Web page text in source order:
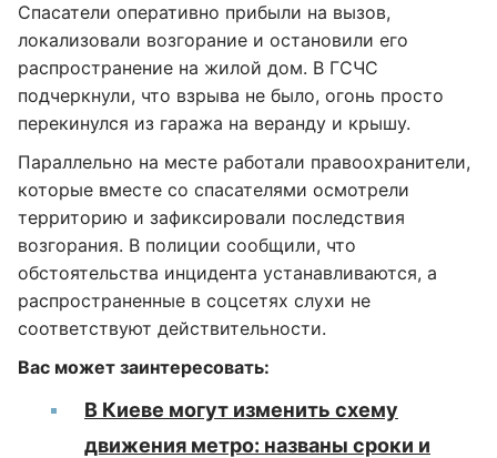
Спасатели оперативно прибыли на вызов,
локализовали возгорание и остановили его
распространение на жилой дом. В ГСЧС
подчеркнули, что взрыва не было, огонь просто
перекинулся из гаража на веранду и крышу.
Параллельно на месте работали правоохранители,
которые вместе со спасателями осмотрели
территорию и зафиксировали последствия
возгорания. В полиции сообщили, что
обстоятельства инцидента устанавливаются, а
распространенные в соцсетях слухи не
соответствуют действительности.
Вас может заинтересовать:
В Киеве могут изменить схему
движения метро: названы сроки и